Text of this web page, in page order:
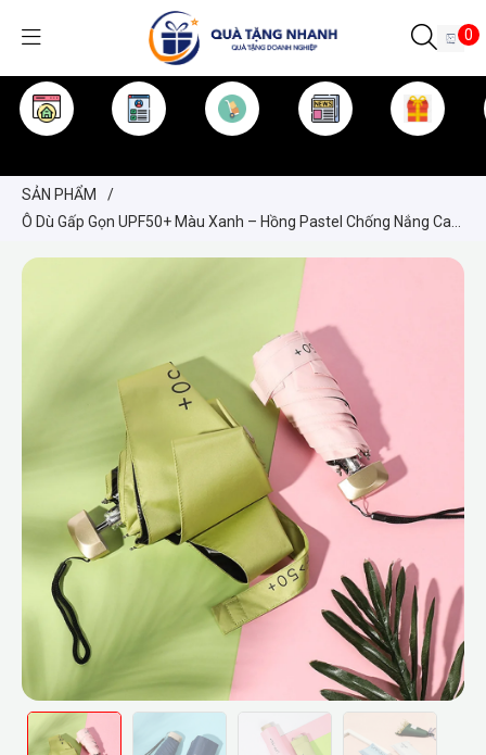
0
SẢN PHẨM
/
Ô Dù Gấp Gọn UPF50+ Màu Xanh – Hồng Pastel Chống Nắng Cao